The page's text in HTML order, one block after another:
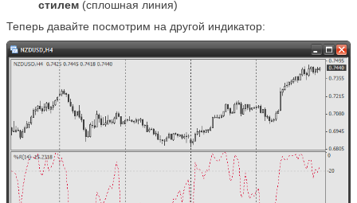
стилем (сплошная линия)
Теперь давайте посмотрим на другой индикатор: